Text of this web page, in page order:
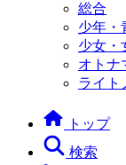
総合
少年・
少女・
オトナ
ライト
トップ
検索